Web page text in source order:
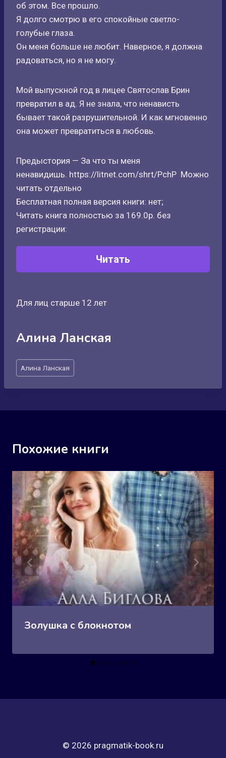
об этом. Все прошло.
Я долго смотрю в его спокойные светло-
голубые глаза.
Он меня больше не любит. Наверное, я должна
радоваться, но я не могу.
Мой выпускной год в лицее Святослав Брин
превратил в ад. Я не знала, что ненависть
бывает такой разрушительной. И как мгновенно
она может превратиться в любовь.
Предыстория — За что ты меня
ненавидишь. https://litnet.com/shrt/PchP Можно
читать отдельно
Бесплатная полная версия книги: нет;
Читать книга полностью за 169.0р. без
регистрации:
Читать
Для лиц старше 12 лет
Алина Ланская
Метки
записи:
Алина Ланская
Похожие книги
Золушка с блокнотом
© 2026 pragmatik-book.ru